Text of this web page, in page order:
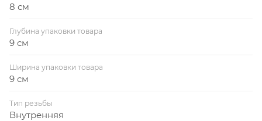
8 см
Глубина упаковки товара
9 см
Ширина упаковки товара
9 см
Тип резьбы
Внутренняя